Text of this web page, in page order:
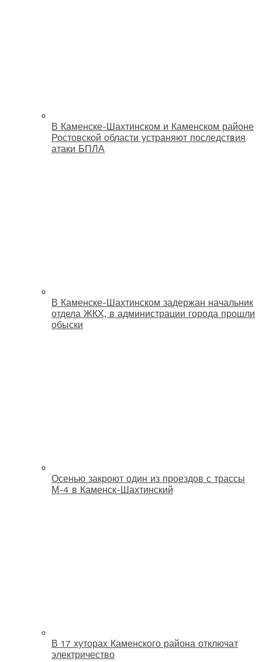
В Каменске-Шахтинском и Каменском районе
Ростовской области устраняют последствия
атаки БПЛА
В Каменске-Шахтинском задержан начальник
отдела ЖКХ, в администрации города прошли
обыски
Осенью закроют один из проездов с трассы
М-4 в Каменск-Шахтинский
В 17 хуторах Каменского района отключат
электричество